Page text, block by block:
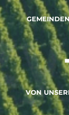
VON